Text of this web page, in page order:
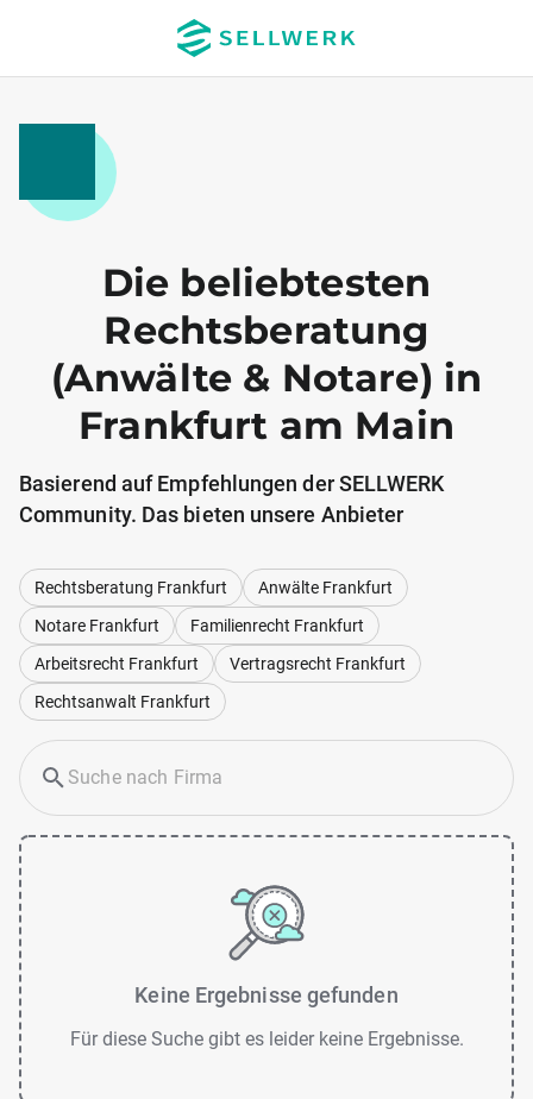
Die beliebtesten
Rechtsberatung
(Anwälte & Notare) in
Frankfurt am Main
Basierend auf Empfehlungen der SELLWERK
Community. Das bieten unsere Anbieter
Rechtsberatung Frankfurt
Anwälte Frankfurt
Notare Frankfurt
Familienrecht Frankfurt
Arbeitsrecht Frankfurt
Vertragsrecht Frankfurt
Rechtsanwalt Frankfurt
Keine Ergebnisse gefunden
Für diese Suche gibt es leider keine Ergebnisse.